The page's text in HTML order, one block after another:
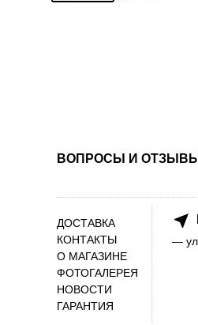
ВОПРОСЫ И ОТЗЫВЫ
ДОСТАВКА
КОНТАКТЫ
О МАГАЗИНЕ
ФОТОГАЛЕРЕЯ
НОВОСТИ
ГАРАНТИЯ
—